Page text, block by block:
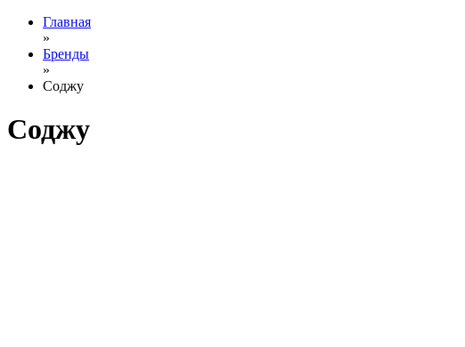
Главная
»
Бренды
»
Соджу
Соджу